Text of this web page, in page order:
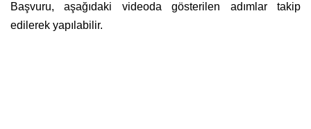
Başvuru, aşağıdaki videoda gösterilen adımlar takip
edilerek yapılabilir.